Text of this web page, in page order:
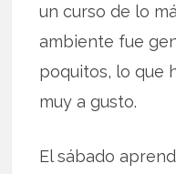
un curso de lo
ambiente fue
poquitos, lo que
muy a gusto.
El sábado